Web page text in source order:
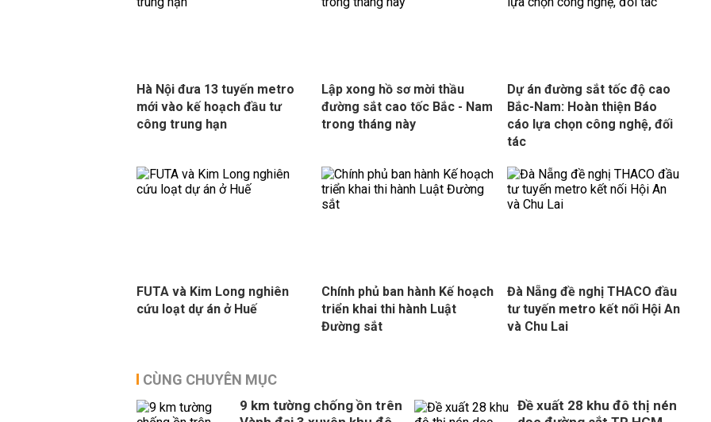
Hà Nội đưa 13 tuyến metro
mới vào kế hoạch đầu tư
công trung hạn
Lập xong hồ sơ mời thầu
đường sắt cao tốc Bắc - Nam
trong tháng này
Dự án đường sắt tốc độ cao
Bắc-Nam: Hoàn thiện Báo
cáo lựa chọn công nghệ, đối
tác
FUTA và Kim Long nghiên
cứu loạt dự án ở Huế
Chính phủ ban hành Kế hoạch
triển khai thi hành Luật
Đường sắt
Đà Nẵng đề nghị THACO đầu
tư tuyến metro kết nối Hội An
và Chu Lai
CÙNG CHUYÊN MỤC
9 km tường chống ồn trên
Đề xuất 28 khu đô thị nén